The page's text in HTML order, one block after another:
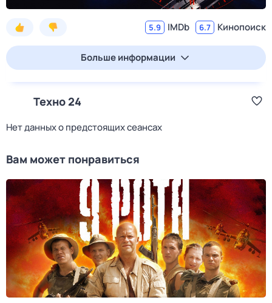
5.9 IMDb 6.7 Кинопоиск
Больше информации
Техно 24
Нет данных о предстоящих сеансах
Вам может понравиться